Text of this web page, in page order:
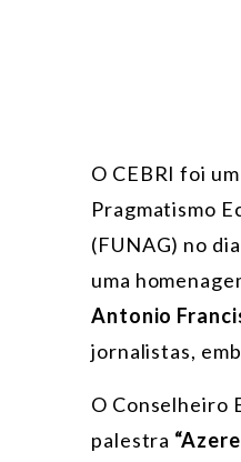
O CEBRI foi
Pragmatismo
(FUNAG) no
uma
Antonio
jornalistas,
O Conselheiro
palestra